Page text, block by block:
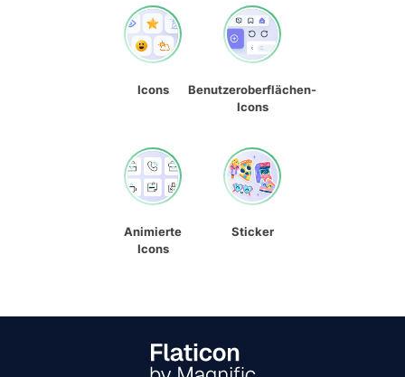
Icons
Benutzeroberflächen-
Icons
Animierte
Icons
Sticker